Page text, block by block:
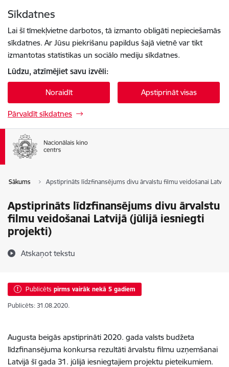
Sīkdatnes
Lai šī tīmekļvietne darbotos, tā izmanto obligāti nepieciešamās
sīkdatnes. Ar Jūsu piekrišanu papildus šajā vietnē var tikt
izmantotas statistikas un sociālo mediju sīkdatnes.
Lūdzu, atzīmējiet savu izvēli:
Noraidīt Apstiprināt visas
Pārvaldīt sīkdatnes
Sākums Apstiprināts līdzfinansējums divu ārvalstu filmu veidošanai
Apstiprināts līdzfinansējums divu ārvalstu
filmu veidošanai Latvijā (jūlijā iesniegti
projekti)
Atskaņot tekstu
Publicēts pirms vairāk nekā 5 gadiem
Publicēts: 31.08.2020.
Augusta beigās apstiprināti 2020. gada valsts budžeta
līdzfinansējuma konkursa rezultāti ārvalstu filmu uzņemšanai
Latvijā šī gada 31. jūlijā iesniegtajiem projektu pieteikumiem.